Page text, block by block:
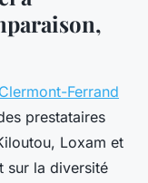
Ferrand
prestataires
Loxam et
sur la diversité